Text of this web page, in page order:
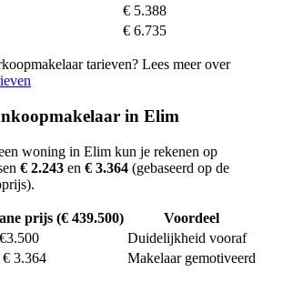
€ 5.388
€ 6.735
tarieven? Lees meer over
in Elim
woning in Elim kun je rekenen op
€ 2.243 en € 3.364 (gebaseerd op de
prijs (€ 439.500)
Voordeel
Duidelijkheid vooraf
3.364 Makelaar gemotiveerd